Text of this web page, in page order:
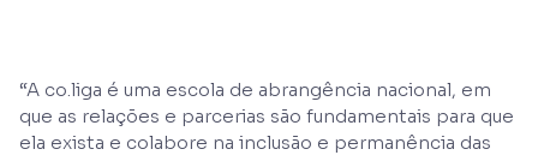
“A co.liga é uma escola de abrangência nacional, em
que as relações e parcerias são fundamentais para que
ela exista e colabore na inclusão e permanência das